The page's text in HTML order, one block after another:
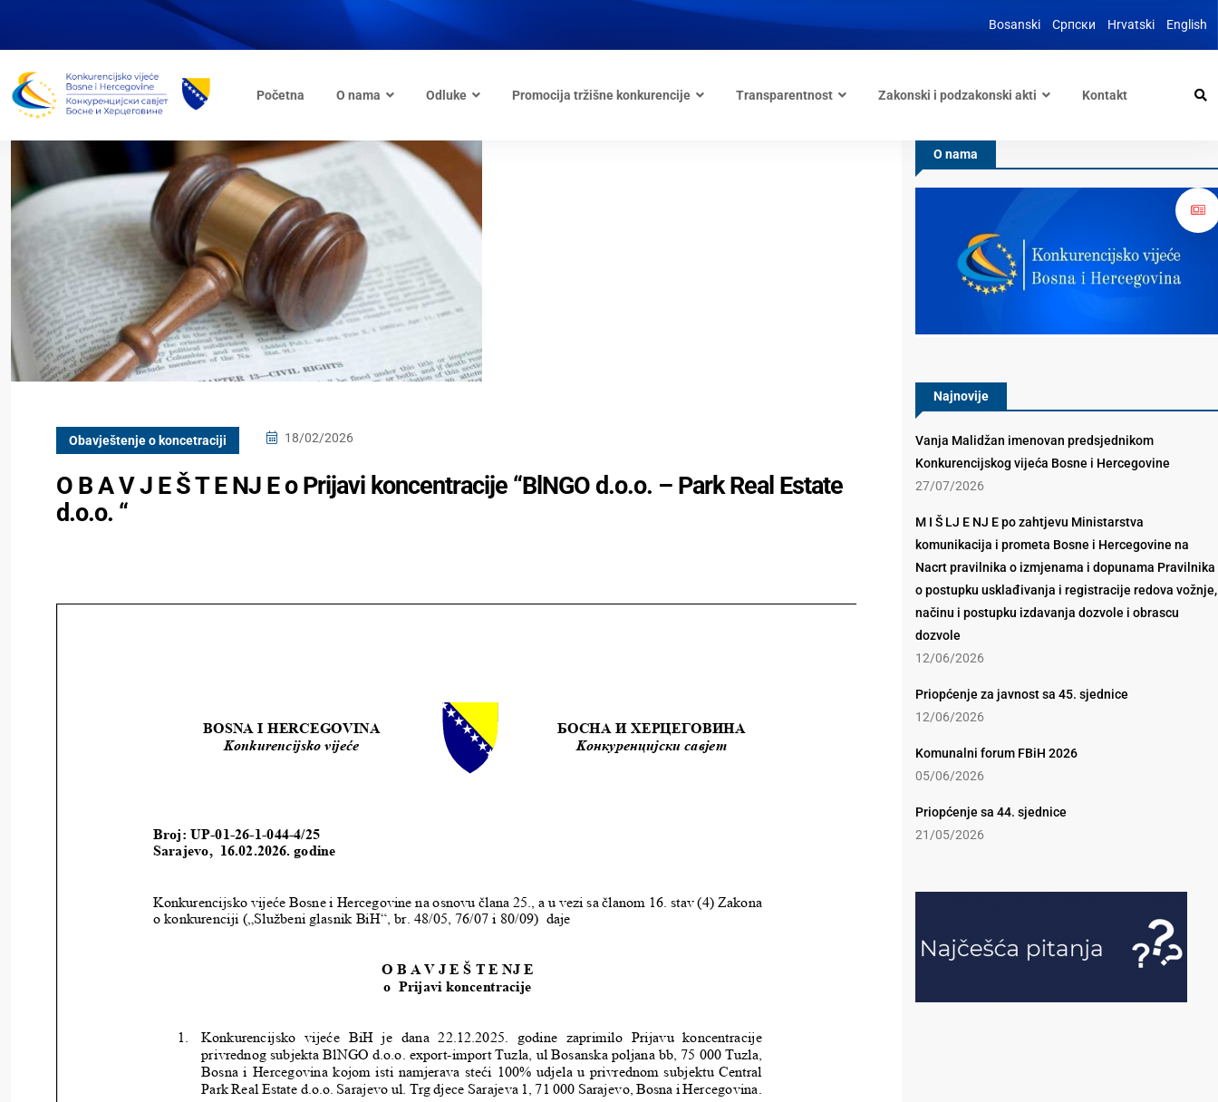
Bosanski Српски Hrvatski English
Početna O nama Odluke Promocija tržišne konkurencije Transparentnost Zakonski i podzakonski akti Kontakt
Obavještenje o koncetraciji 18/02/2026
O B A V J E Š T E NJ E o Prijavi koncentracije “BlNGO d.o.o. – Park Real Estate
d.o.o. “
O nama
Najnovije
Vanja Malidžan imenovan predsjednikom
Konkurencijskog vijeća Bosne i Hercegovine
27/07/2026
M I Š LJ E NJ E po zahtjevu Ministarstva
komunikacija i prometa Bosne i Hercegovine na
Nacrt pravilnika o izmjenama i dopunama Pravilnika
o postupku usklađivanja i registracije redova vožnje,
načinu i postupku izdavanja dozvole i obrascu
dozvole
12/06/2026
Priopćenje za javnost sa 45. sjednice
12/06/2026
Komunalni forum FBiH 2026
05/06/2026
Priopćenje sa 44. sjednice
21/05/2026